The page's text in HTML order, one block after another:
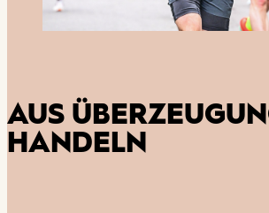
AUS
HANDELN